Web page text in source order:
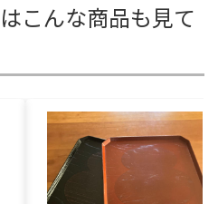
こんな商品も見て